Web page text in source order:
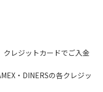
ンに出してください。
よる焚き火、キャンプフ
ウナの設置
クレジットカードでご入金
・DINERSの各クレジッ